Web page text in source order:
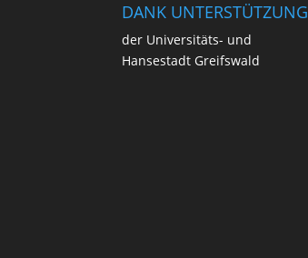
DANK UNTERSTÜTZUNG
der Uni­ver­si­täts- und
Han­se­stadt Greifswald